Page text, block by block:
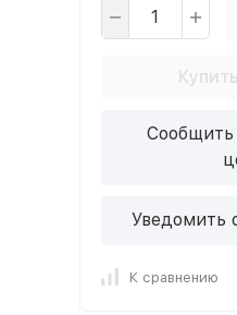
Уведомить
К сравнению